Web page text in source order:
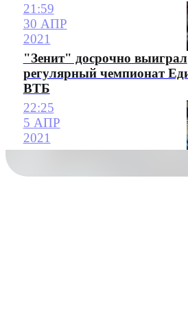
21:59
30 АПР
2021
"Зенит" досрочно выиграл
регулярный чемпионат
ВТБ
22:25
5 АПР
2021